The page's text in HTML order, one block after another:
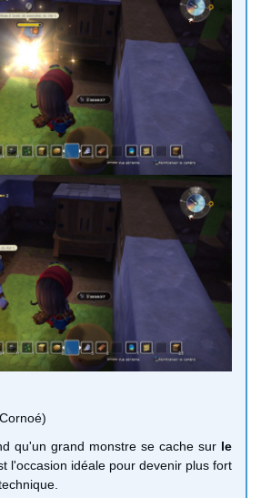
qu'un grand monstre se cache sur le
l'occasion idéale pour devenir plus fort